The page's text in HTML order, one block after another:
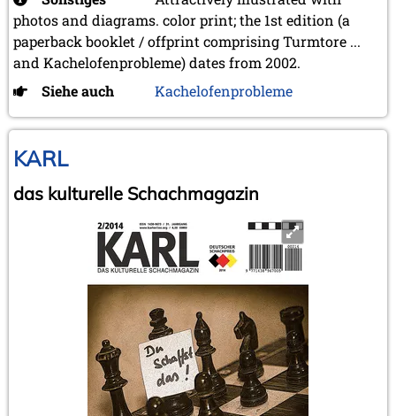
photos and diagrams. color print; the 1st edition (a
paperback booklet / offprint comprising Turmtore ...
and Kachelofenprobleme) dates from 2002.
Siehe auch
Kachelofenprobleme
KARL
das kulturelle Schachmagazin